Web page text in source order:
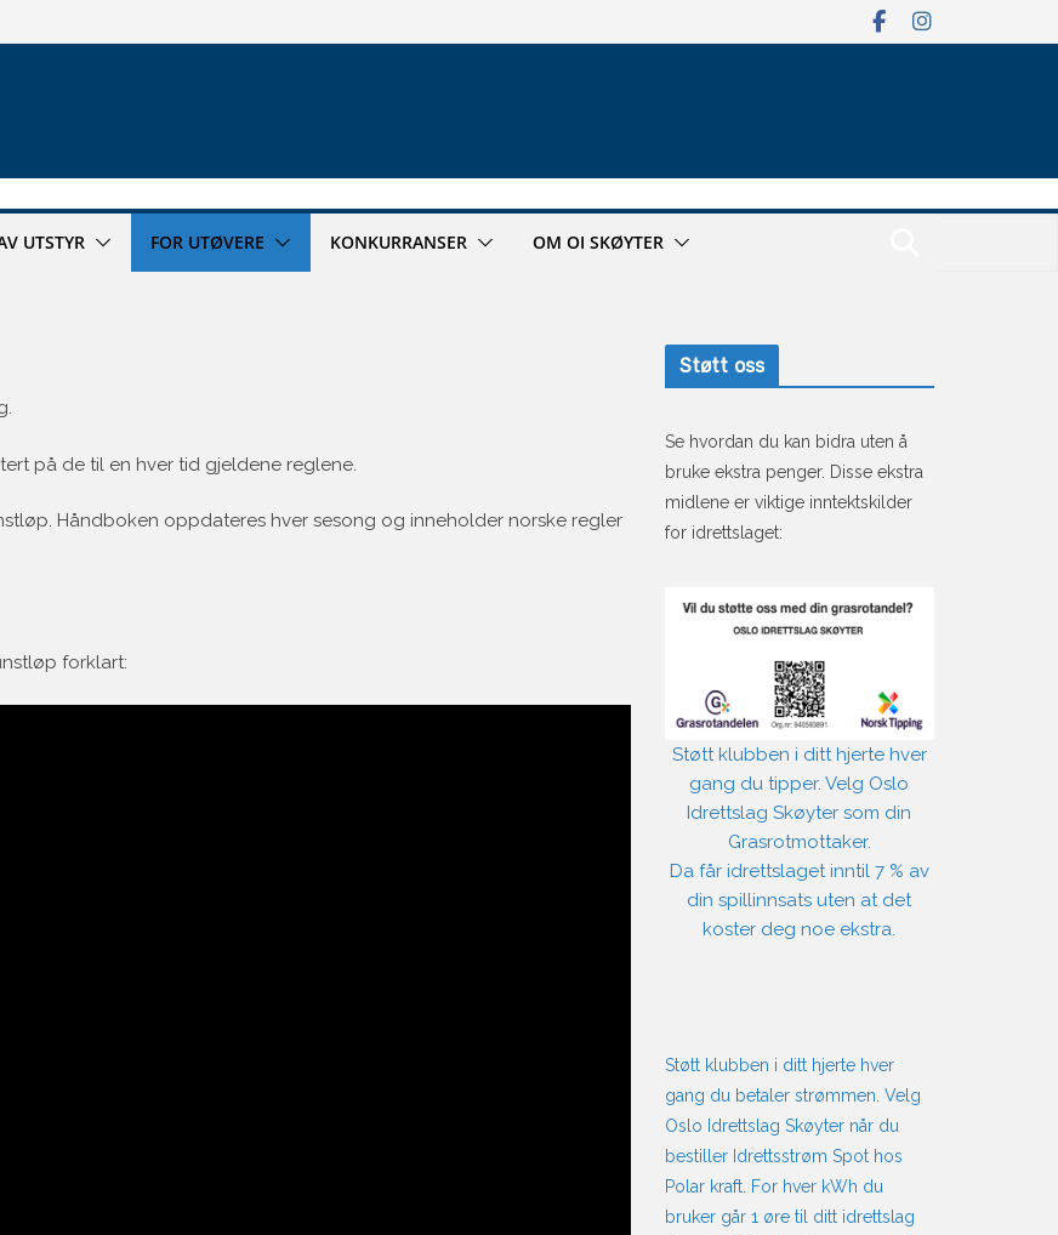
UTSTYR FOR UTØVERE KONKURRANSER OM OI SKØYTER
på de til en hver tid gjeldene reglene.
Håndboken oppdateres hver sesong og inneholder norske regler
forklart:
Støtt oss
Se hvordan du kan bidra uten å
bruke ekstra penger. Disse ekstra
midlene er viktige inntektskilder
for idrettslaget:
Støtt klubben i ditt hjerte hver
gang du tipper. Velg Oslo
Idrettslag Skøyter som din
Grasrotmottaker.
Da får idrettslaget inntil 7 % av
din spillinnsats uten at det
koster deg noe ekstra.
Støtt klubben i ditt hjerte hver
gang du betaler strømmen. Velg
Oslo Idrettslag Skøyter når du
bestiller Idrettsstrøm Spot hos
Polar kraft. For hver kWh du
bruker går 1 øre til ditt idrettslag